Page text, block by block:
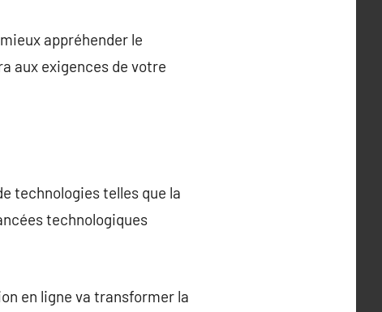
appréhender le
aux exigences de votre
technologies telles que la
technologiques
en ligne va transformer la